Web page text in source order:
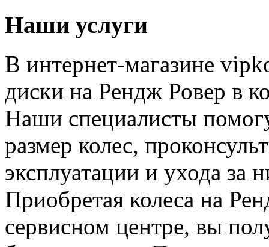
Наши услуги
В интернет-магазине
диски на Рендж Ровер в
Наши специалисты
размер колес,
эксплуатации и ухода за
Приобретая колеса на
сервисном центре, вы